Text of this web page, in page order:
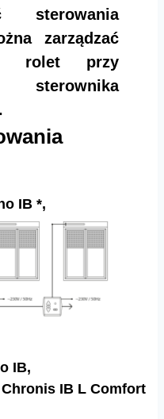
sterowania
zarządzać
rolet przy
IB *,
IB,
IB L Comfort